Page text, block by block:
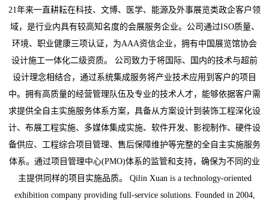
21年来一直耕耘在科技、文博、医学、能源及外事展览类政企客户领
域，是行业内具有较高知名度的会展服务企业。公司通过ISO质量、
环境、职业健康三项认证，为AAA资信企业，拥有中国展览馆协会
设计施工一体化二级资质。 公司致力于将国际、国内的技术与超前
设计理念相结合，通过系统集成服务将产业技术应用到客户的项目
中。拥有高质量的经营管理队伍及专业的技术人才，能够依据客户需
求提供全自主实施服务体系方案，具备从方案设计到装饰工程深化设
计、布展工程实施、多媒体集成实施、软件开发、影视制作、硬件设
备供应、工程综合项目管理、售后保障维护等完整的全自主实施服务
体系。通过项目管理中心(PMO)体系的监管和支持，确保为不同的业
主提供同样的项目实施品质。 Qilin Xuan is a technology-oriented
exhibition company providing full-service solutions. Founded in 2004,